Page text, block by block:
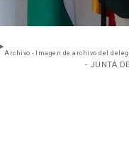
Archivo - Imagen de archivo del
- JUNTA